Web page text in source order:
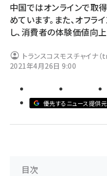
ecbeing (1205)
アスクル (1115)
ビィ・フォアード (772)
中国ではオンラインで取
めています。また、オフラ
し、消費者の体験価値向
トランスコスモスチャイナ
2021年4月26日 9:00
優先するニュース提供
目次